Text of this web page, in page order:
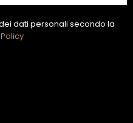
dati personali secondo la